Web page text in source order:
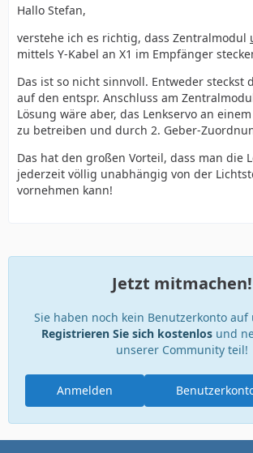
Hallo Stefan,
verstehe ich es richtig, dass Zentralmodul
mittels Y-Kabel an X1 im Empfänger
Das ist so nicht sinnvoll. Entweder steckst
auf den entspr. Anschluss am
Lösung wäre aber, das Lenkservo an
zu betreiben und durch 2. Geber-
Das hat den großen Vorteil, dass man die
jederzeit völlig unabhängig von der
vornehmen kann!
Jetzt mitmachen!
Sie haben noch kein Benutzerkonto auf
Registrieren Sie sich kostenlosund
unserer Community teil!
Anmelden